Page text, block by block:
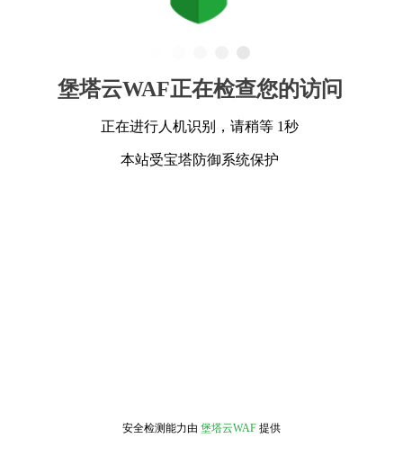
堡塔云WAF正在检查您的访问
正在进行人机识别，请稍等 1秒
本站受宝塔防御系统保护
安全检测能力由 堡塔云WAF 提供